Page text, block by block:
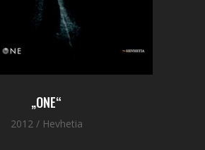
„ONE“
2012 / Hevhetia